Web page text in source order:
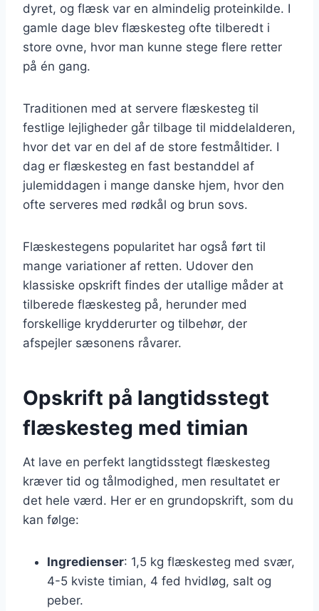
dyret, og flæsk var en almindelig proteinkilde. I
gamle dage blev flæskesteg ofte tilberedt i
store ovne, hvor man kunne stege flere retter
på én gang.
Traditionen med at servere flæskesteg til
festlige lejligheder går tilbage til middelalderen,
hvor det var en del af de store festmåltider. I
dag er flæskesteg en fast bestanddel af
julemiddagen i mange danske hjem, hvor den
ofte serveres med rødkål og brun sovs.
Flæskestegens popularitet har også ført til
mange variationer af retten. Udover den
klassiske opskrift findes der utallige måder at
tilberede flæskesteg på, herunder med
forskellige krydderurter og tilbehør, der
afspejler sæsonens råvarer.
Opskrift på langtidsstegt
flæskesteg med timian
At lave en perfekt langtidsstegt flæskesteg
kræver tid og tålmodighed, men resultatet er
det hele værd. Her er en grundopskrift, som du
kan følge:
Ingredienser: 1,5 kg flæskesteg med svær,
4-5 kviste timian, 4 fed hvidløg, salt og
peber.